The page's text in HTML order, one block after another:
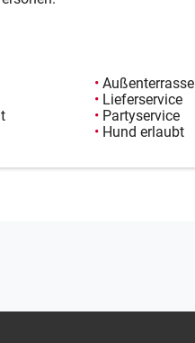
• Außenterrasse
• Lieferservice
• Partyservice
• Hund erlaubt